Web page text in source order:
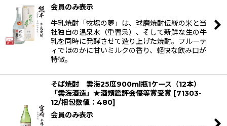
会員のみ表示
牛乳焼酎「牧場の夢」は、球磨焼酎伝統の米と当
社独自の温泉水（重曹泉）、そして新鮮な生の牛
乳を同時に発酵させて造り上げた焼酎。フルーテ
ィでほのかに甘いミルクの香り、軽快な飲み口が
特徴。
そば焼酎 雲海25度900ml瓶1ケース（12本）
「雲海酒造」★酒類鑑評会優等賞受賞 [71303-
12/梱包数値：480]
会員のみ表示